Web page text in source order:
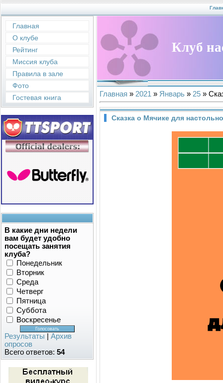
Главная
О клубе
Рейтинг
Миссия клуба
Правила в зале
Фото
Гостевая книга
В какие дни недели
вам будет удобно
посещать занятия
клуба?
Понедельник
Вторник
Среда
Четверг
Пятница
Суббота
Воскресенье
Результаты
Архив
опросов
Всего ответов: 54
Клуб
Главная » 2021 » Январь » 25 »
Сказка о Мячике для